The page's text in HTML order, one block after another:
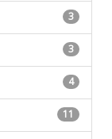
3
3
4
11